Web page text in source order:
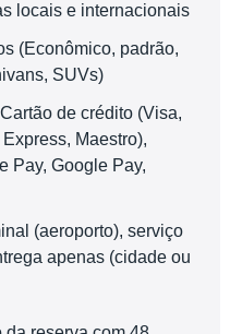
locais e internacionais
(Econômico, padrão,
SUVs)
de crédito (Visa,
Maestro),
Pay, Google Pay,
(aeroporto), serviço
apenas (cidade ou